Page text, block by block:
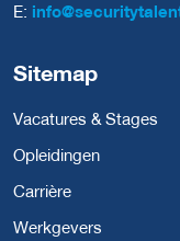
E:
Sitemap
Vacatures & Stages
Opleidingen
Carrière
Werkgevers